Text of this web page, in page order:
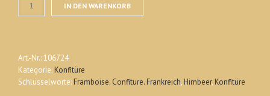
IN DEN WARENKORB
Art.-Nr.:106724
Kategorie: Konfitüre
Schlüsselworte: Framboise. Confiture. Frankreich, Himbeer, Konfitüre